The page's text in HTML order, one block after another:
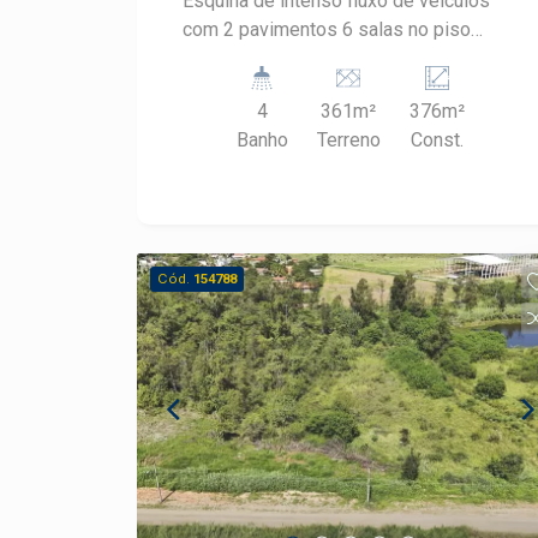
com 2 pavimentos 6 salas no piso
recepção em blindex e mais uma anexa
Piso superior mais 6 salas 1 copa e
cozinha. Telhado totalmente novo.
4
Banho
361m²
Terreno
376m²
Const.
Cód. 154788